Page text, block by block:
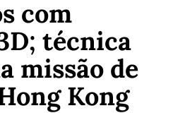
com
técnica
missão de
Kong